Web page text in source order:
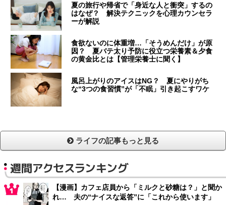
夏の旅行や帰省で「身近な人と衝突」するの
はなぜ？ 解決テクニックを心理カウンセラ
ーが解説
食欲ないのに体重増…「そうめんだけ」が原
因？ 夏バテ太り予防に役立つ栄養素＆夕食
の黄金比とは【管理栄養士に聞く】
風呂上がりのアイスはNG？ 夏にやりがち
な“3つの食習慣”が「不眠」引き起こすワケ
ライフの記事もっと見る
週間アクセスランキング
【漫画】カフェ店員から「ミルクと砂糖は？」と聞か
れ… 夫の“ナイスな返答”に「これから使います」